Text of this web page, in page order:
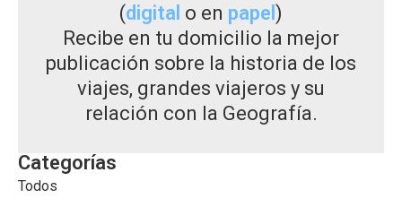
(digital o en papel )
Recibe en tu domicilio la mejor
publicación sobre la historia de los
viajes, grandes viajeros y su
relación con la Geografía.
Categorías
Todos